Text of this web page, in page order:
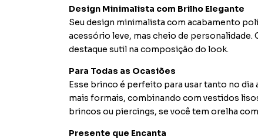
Design Minimalista com Brilho Elegante
Seu design minimalista com acabamento
acessório leve, mas cheio de personalidade.
destaque sutil na composição do look.
Para Todas as Ocasiões
Esse brinco é perfeito para usar tanto no dia
mais formais, combinando com vestidos
brincos ou piercings, se você tem orelha
Presente que Encanta